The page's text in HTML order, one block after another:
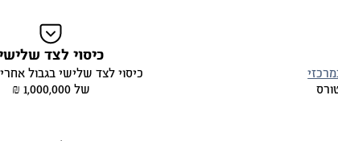
כיסוי לצד
כיסוי לצד שלישי בגבול
של 1,000,000 ₪